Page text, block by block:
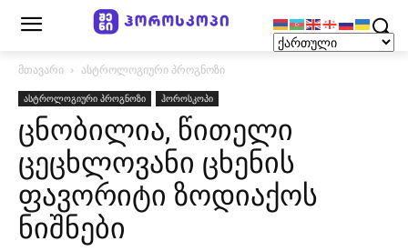
მთავარი ასტროლოგიური პროგნოზი
ასტროლოგიური პროგნოზი ჰოროსკოპი
ცნობილია, წითელი
ცეცხლოვანი ცხენის
ფავორიტი ზოდიაქოს
ნიშნები